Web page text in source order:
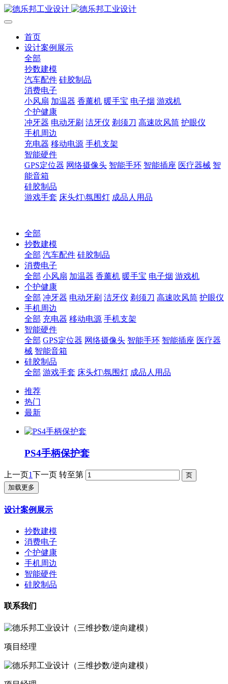
首页
设计案例展示
全部
抄数建模
汽车配件 硅胶制品
消费电子
小风扇 加温器 香薰机 暖手宝 电子烟 游戏机
个护健康
冲牙器 电动牙刷 洁牙仪 剃须刀 高速吹风筒 护眼仪
手机周边
充电器 移动电源 手机支架
智能硬件
GPS定位器 网络摄像头 智能手环 智能插座 医疗器械 智
能音箱
硅胶制品
游戏手套 床头灯\氛围灯 成品人用品
全部
抄数建模
全部 汽车配件 硅胶制品
消费电子
全部 小风扇 加温器 香薰机 暖手宝 电子烟 游戏机
个护健康
全部 冲牙器 电动牙刷 洁牙仪 剃须刀 高速吹风筒 护眼仪
手机周边
全部 充电器 移动电源 手机支架
智能硬件
全部 GPS定位器 网络摄像头 智能手环 智能插座 医疗器
械 智能音箱
硅胶制品
全部 游戏手套 床头灯\氛围灯 成品人用品
推荐
热门
最新
PS4手柄保护套
上一页1下一页 转至第
加载更多
设计案例展示
抄数建模
消费电子
个护健康
手机周边
智能硬件
硅胶制品
联系我们
项目经理